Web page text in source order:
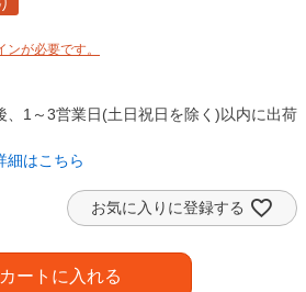
が必要です。
、1～3営業日(土日祝日を除く)以内に出荷
細はこちら
お気に入りに登録する
カートに入れる